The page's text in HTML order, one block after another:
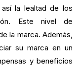
la lealtad de los
Este nivel de
la marca. Además,
su marca en un
y beneficios